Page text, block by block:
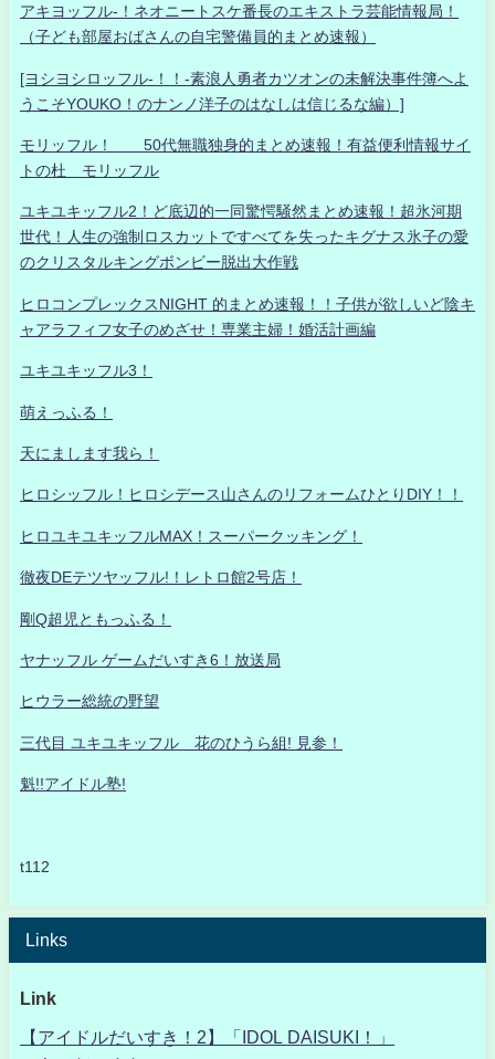
アキヨッフル-！ネオニートスケ番長のエキストラ芸能情報局！
（子ども部屋おばさんの自宅警備員的まとめ速報）
[ヨシヨシロッフル-！！-素浪人勇者カツオンの未解決事件簿へよ
うこそYOUKO！のナンノ洋子のはなしは信じるな編）]
モリッフル！ 50代無職独身的まとめ速報！有益便利情報サイ
トの杜 モリッフル
ユキユキッフル2！ど底辺的一同驚愕騒然まとめ速報！超氷河期
世代！人生の強制ロスカットですべてを失ったキグナス氷子の愛
のクリスタルキングボンビー脱出大作戦
ヒロコンプレックスNIGHT 的まとめ速報！！子供が欲しいど陰キ
ャアラフィフ女子のめざせ！専業主婦！婚活計画編
ユキユキッフル3！
萌えっふる！
天にまします我ら！
ヒロシッフル！ヒロシデース山さんのリフォームひとりDIY！！
ヒロユキユキッフルMAX！スーパークッキング！
徹夜DEテツヤッフル!！レトロ館2号店！
剛Q超児ともっふる！
ヤナッフル ゲームだいすき6！放送局
ヒウラー総統の野望
三代目 ユキユキッフル 花のひうら組! 見参！
魁!!アイドル塾!
t112
Links
Link
【アイドルだいすき！2】「IDOL DAISUKI！」